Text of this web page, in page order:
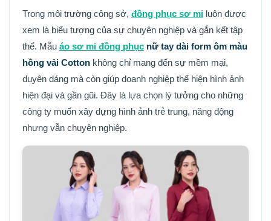
Trong môi trường công sở, đồng phục sơ mi luôn được
xem là biểu tượng của sự chuyên nghiệp và gắn kết tập
thể. Mẫu áo sơ mi đồng phục nữ tay dài form ôm màu
hồng vải Cotton không chỉ mang đến sự mềm mại,
duyên dáng mà còn giúp doanh nghiệp thể hiện hình ảnh
hiện đại và gần gũi. Đây là lựa chọn lý tưởng cho những
công ty muốn xây dựng hình ảnh trẻ trung, năng động
nhưng vẫn chuyên nghiệp.